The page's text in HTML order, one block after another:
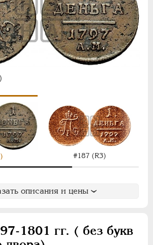
#187 (R3)
описания и цены
1801 гг. ( без букв